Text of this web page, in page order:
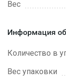
Вес
Информация
Количество в
Вес упаковки